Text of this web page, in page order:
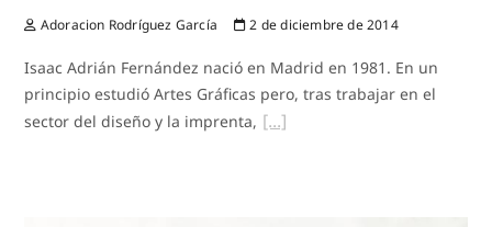
Adoracion Rodríguez García 2 de diciembre de 2014
Isaac Adrián Fernández nació en Madrid en 1981. En un
principio estudió Artes Gráficas pero, tras trabajar en el
sector del diseño y la imprenta,